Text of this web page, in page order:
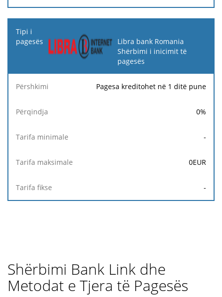
Libra bank Romania
Shërbimi i inicimit të
pagesës
Pagesa kreditohet në 1 ditë pune
0%
-
0EUR
-
Shërbimi Bank Link dhe
Metodat e Tjera të Pagesës